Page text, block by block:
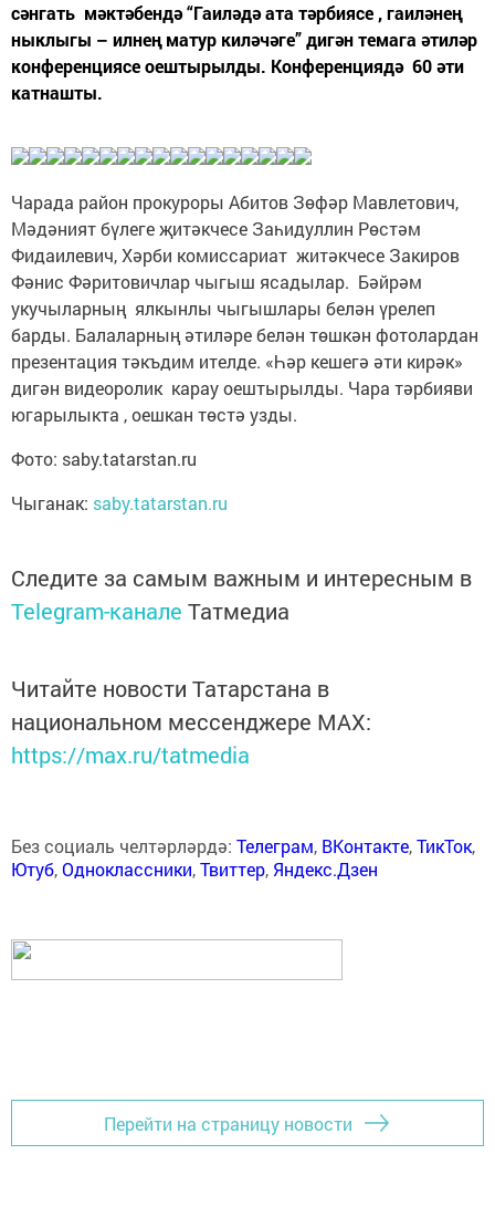
сәнгать мәктәбендә “Гаиләдә ата тәрбиясе , гаиләнең
ныклыгы – илнең матур киләчәге” дигән темага әтиләр
конференциясе оештырылды. Конференциядә 60 әти
катнашты.
Чарада район прокуроры Абитов Зөфәр Мавлетович,
Мәдәният бүлеге җитәкчесе Заһидуллин Рөстәм
Фидаилевич, Хәрби комиссариат житәкчесе Закиров
Фәнис Фәритовичлар чыгыш ясадылар. Бәйрәм
укучыларның ялкынлы чыгышлары белән үрелеп
барды. Балаларның әтиләре белән төшкән фотолардан
презентация тәкъдим ителде. «Һәр кешегә әти кирәк»
дигән видеоролик карау оештырылды. Чара тәрбияви
югарылыкта , оешкан төстә узды.
Фото: saby.tatarstan.ru
Чыганак: saby.tatarstan.ru
Следите за самым важным и интересным в
Telegram-канале Татмедиа
Читайте новости Татарстана в
национальном мессенджере MАХ:
https://max.ru/tatmedia
Без социаль челтәрләрдә: Телеграм, ВКонтакте,ТикТок,
Ютуб,Одноклассники,Твиттер, Яндекс.Дзен
Перейти на страницу новости